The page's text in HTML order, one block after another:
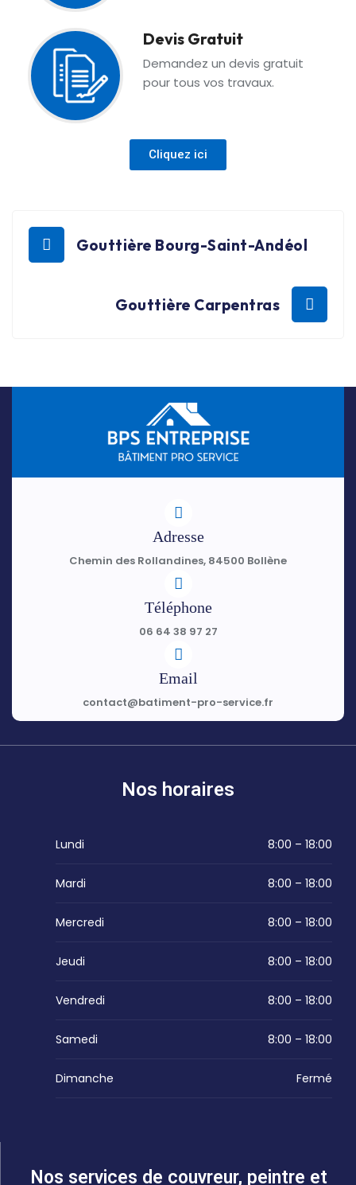
Devis Gratuit
Demandez un devis gratuit
pour tous vos travaux.
Cliquez ici
Gouttière Bourg-Saint-Andéol
Gouttière Carpentras
Adresse
Chemin des Rollandines, 84500 Bollène
Téléphone
06 64 38 97 27
Email
contact@batiment-pro-service.fr
Nos horaires
Lundi 8:00 – 18:00
Mardi 8:00 – 18:00
Mercredi 8:00 – 18:00
Jeudi 8:00 – 18:00
Vendredi 8:00 – 18:00
Samedi 8:00 – 18:00
Dimanche Fermé
Nos services de couvreur, peintre et